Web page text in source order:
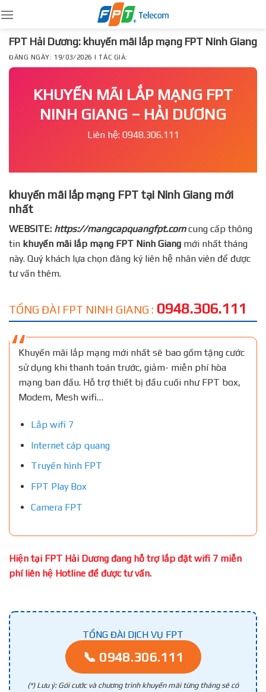
to
content
FPT Hải Dương: khuyến mãi lắp mạng FPT Ninh Giang
ĐĂNG NGÀY: 19/03/2026 | TÁC GIẢ:
KHUYẾN MÃI LẮP MẠNG FPT
NINH GIANG – HẢI DƯƠNG
Liên hệ: 0948.306.111
khuyến mãi lắp mạng FPT tại Ninh Giang mới
nhất
WEBSITE: https://mangcapquangfpt.comcung cấp thông
tin khuyến mãi lắp mạng FPT Ninh Giang mới nhất tháng
này. Quý khách lựa chọn đăng ký liên hệ nhân viên để được
tư vấn thêm.
TỔNG ĐÀI FPT NINH GIANG : 0948.306.111
Khuyến mãi lắp mạng mới nhất sẽ bao gồm tặng cước
sử dụng khi thanh toán trước, giảm- miễn phí hòa
mạng ban đầu. Hỗ trợ thiết bị đầu cuối như FPT box,
Modem, Mesh wifi…
Lắp wifi 7
Internet cáp quang
Truyền hình FPT
FPT Play Box
Camera FPT
Hiện tại FPT Hải Dương đang hỗ trợ lắp đặt wifi 7 miễn
phí liên hệ Hotline để được tư vấn.
TỔNG ĐÀI DỊCH VỤ FPT
📞 0948.306.111
(*) Lưu ý: Gói cước và chương trình khuyến mãi từng tháng sẽ có